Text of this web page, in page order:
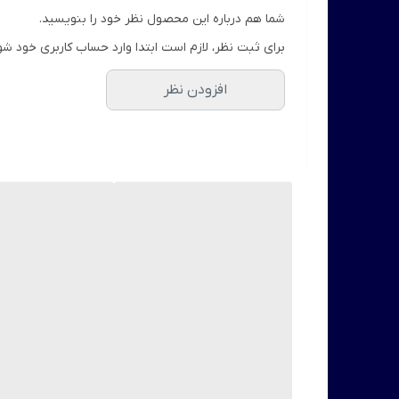
شما هم درباره این محصول نظر خود را بنویسید.
برای ثبت نظر، لازم است ابتدا وارد حساب کاربری خود
افزودن نظر